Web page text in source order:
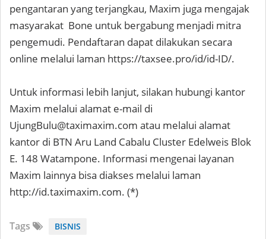
pengantaran yang terjangkau, Maxim juga mengajak
masyarakat Bone untuk bergabung menjadi mitra
pengemudi. Pendaftaran dapat dilakukan secara
online melalui laman https://taxsee.pro/id/id-ID/.
Untuk informasi lebih lanjut, silakan hubungi kantor
Maxim melalui alamat e-mail di
UjungBulu@taximaxim.com atau melalui alamat
kantor di BTN Aru Land Cabalu Cluster Edelweis Blok
E. 148 Watampone. Informasi mengenai layanan
Maxim lainnya bisa diakses melalui laman
http://id.taximaxim.com. (*)
Tags BISNIS